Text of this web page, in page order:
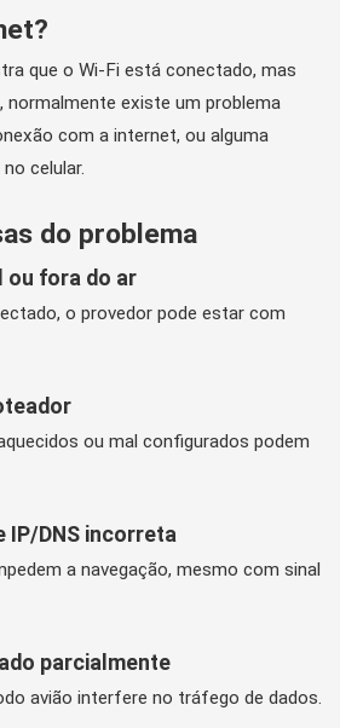
que o Wi-Fi está conectado, mas
normalmente existe um problema
com a internet, ou alguma
celular.
do problema
ou fora do ar
o provedor pode estar com
ou mal configurados podem
IP/DNS incorreta
a navegação, mesmo com sinal
parcialmente
avião interfere no tráfego de dados.